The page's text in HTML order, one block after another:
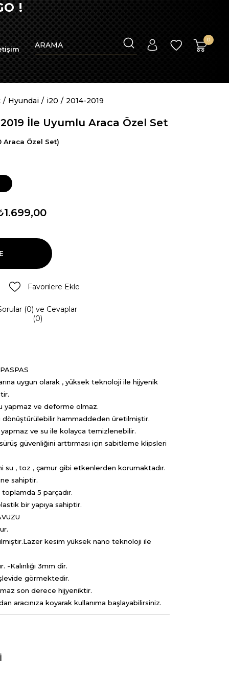
OTO
0
Hyundai i20 2014-2019
İle Uyumlu Araca Özel Set
Özel Set)
Favorilere Ekle
(0) ve Cevaplar
(0)
uygun olarak , yüksek teknoloji ile hijyenik
yapmaz ve deforme olmaz.
hammaddeden üretilmiştir.
ve su ile kolayca temizlenebilir.
güvenliğini arttırması için sabitleme klipsleri
su , toz , çamur gibi etkenlerden korumaktadır.
sahiptir.
5 parçadır.
bir yapıya sahiptir.
kesim yüksek nano teknoloji ile
-Kalınlığı 3mm dir.
görmektedir.
son derece hijyeniktir.
aracınıza koyarak kullanıma başlayabilirsiniz.